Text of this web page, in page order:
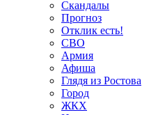
Скандалы
Прогноз
Отклик есть!
СВО
Армия
Афиша
Глядя из Ростова
Город
ЖКХ